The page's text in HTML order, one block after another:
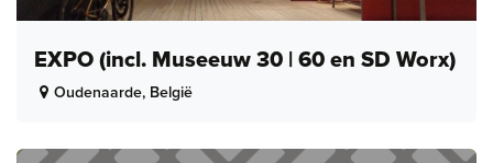
EXPO (incl. Museeuw 30 | 60 en SD Worx)
Oudenaarde, België